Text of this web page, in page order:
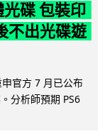
碟 包裝印
不出光碟遊
官方 7 月已公布
分析師預期 PS6